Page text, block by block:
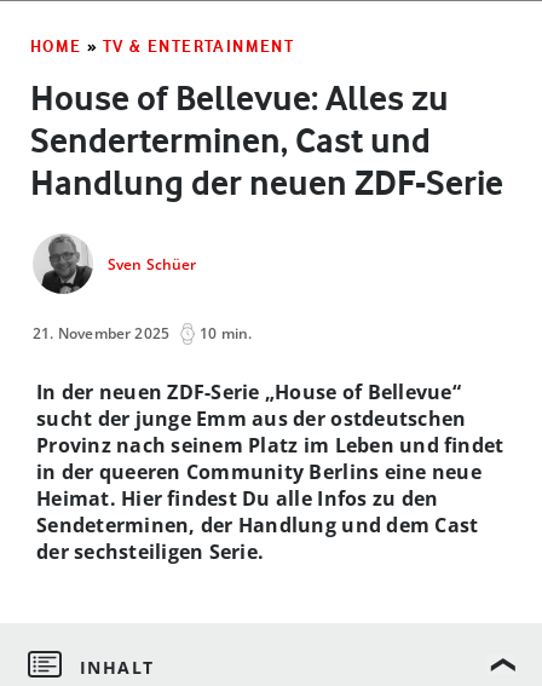
HOME » TV & ENTERTAINMENT
House of Bellevue: Alles zu
Senderterminen, Cast und
Handlung der neuen ZDF-Serie
Sven Schüer
21. November 2025 10 min.
In der neuen ZDF-Serie „House of Bellevue“
sucht der junge Emm aus der ostdeutschen
Provinz nach seinem Platz im Leben und findet
in der queeren Community Berlins eine neue
Heimat. Hier findest Du alle Infos zu den
Sendeterminen, der Handlung und dem Cast
der sechsteiligen Serie.